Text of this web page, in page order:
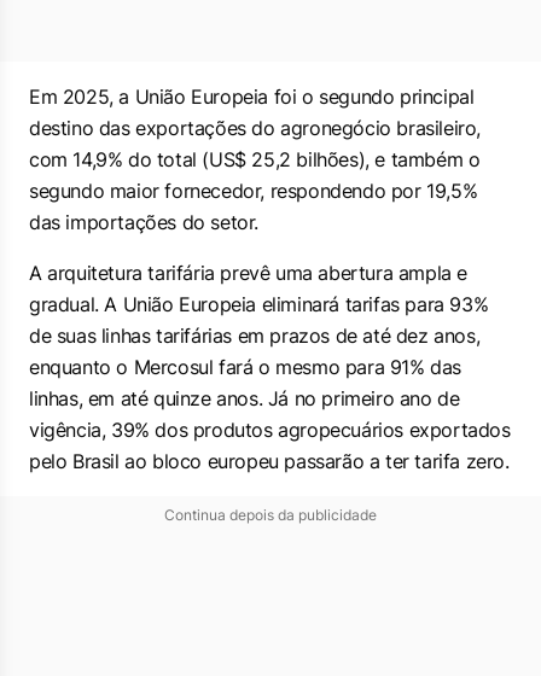
Em 2025, a União Europeia foi o segundo principal
destino das exportações do agronegócio brasileiro,
com 14,9% do total (US$ 25,2 bilhões), e também o
segundo maior fornecedor, respondendo por 19,5%
das importações do setor.
A arquitetura tarifária prevê uma abertura ampla e
gradual. A União Europeia eliminará tarifas para 93%
de suas linhas tarifárias em prazos de até dez anos,
enquanto o Mercosul fará o mesmo para 91% das
linhas, em até quinze anos. Já no primeiro ano de
vigência, 39% dos produtos agropecuários exportados
pelo Brasil ao bloco europeu passarão a ter tarifa zero.
Continua depois da publicidade